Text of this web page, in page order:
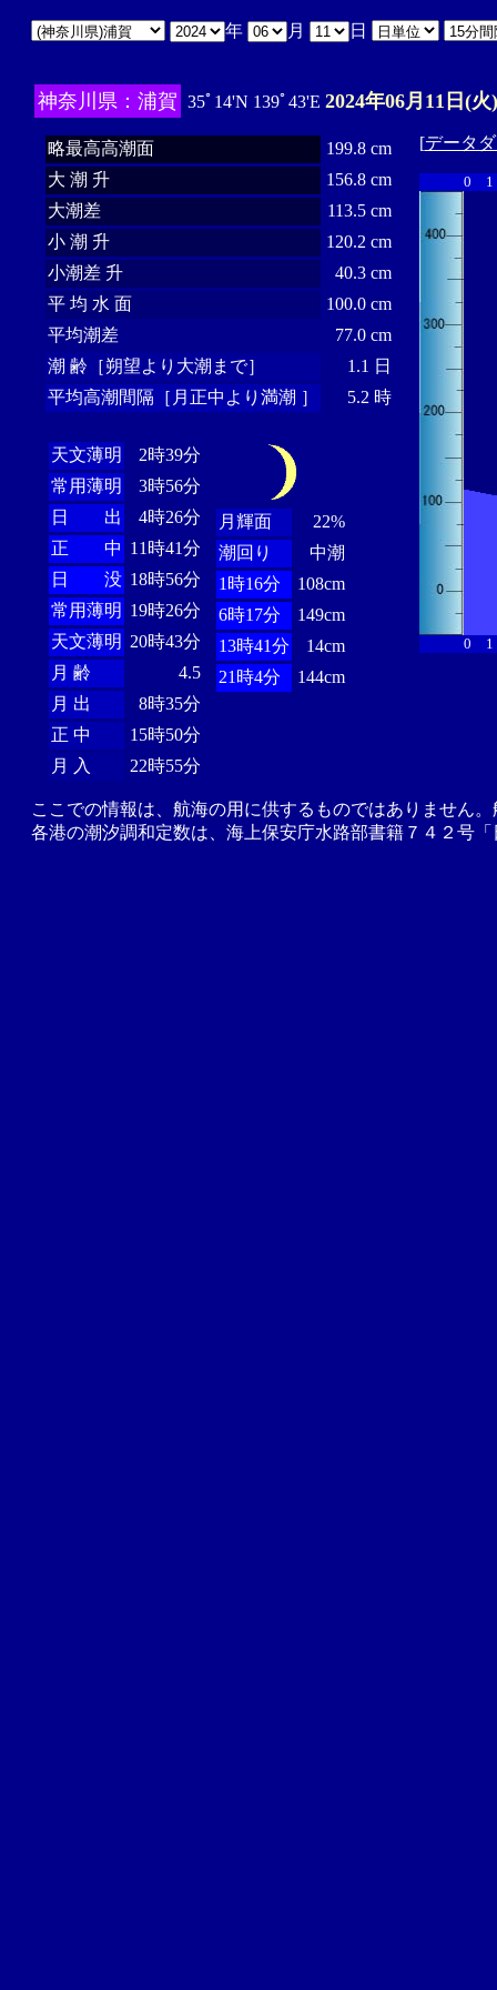
年 月 日
神奈川県：浦賀 35ﾟ14'N 139ﾟ43'E 2024年06月11日(火)
略最高高潮面
199.8 cm
大 潮 升
156.8 cm
大潮差
113.5 cm
小 潮 升
120.2 cm
小潮差 升
40.3 cm
平 均 水 面
100.0 cm
平均潮差
77.0 cm
潮 齢［朔望より大潮まで］
1.1 日
平均高潮間隔［月正中より満潮 ］
5.2 時
天文薄明
2時39分
常用薄明
3時56分
日 出
4時26分
正 中 11時41分
日 没 18時56分
常用薄明 19時26分
天文薄明 20時43分
月 齢
4.5
月 出
8時35分
正 中
15時50分
月 入
22時55分
月輝面
22%
潮回り
中潮
1時16分
108cm
6時17分
149cm
13時41分
14cm
21時4分
144cm
[データ
0 1
0 1
ここでの情報は、航海の用に供するものではありません
各港の潮汐調和定数は、海上保安庁水路部書籍７４２号